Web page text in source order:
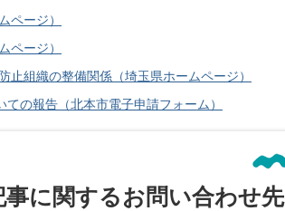
ページ）
ページ）
止組織の整備関係（埼玉県ホームページ）
の報告（北本市電子申請フォーム）
事に関するお問い合わせ先